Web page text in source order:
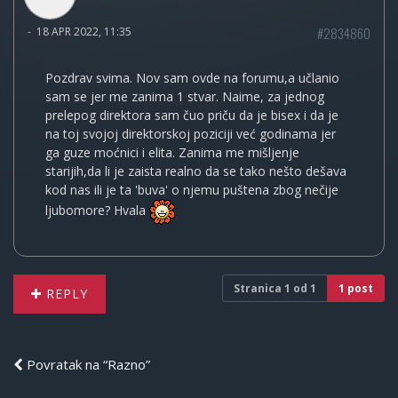
- 18 APR 2022, 11:35 #2834860
Pozdrav svima. Nov sam ovde na forumu,a učlanio
sam se jer me zanima 1 stvar. Naime, za jednog
prelepog direktora sam čuo priču da je bisex i da je
na toj svojoj direktorskoj poziciji već godinama jer
ga guze moćnici i elita. Zanima me mišljenje
starijih,da li je zaista realno da se tako nešto dešava
kod nas ili je ta 'buva' o njemu puštena zbog nečije
ljubomore? Hvala
REPLY Stranica 1 od 1 1 post
Povratak na “Razno”